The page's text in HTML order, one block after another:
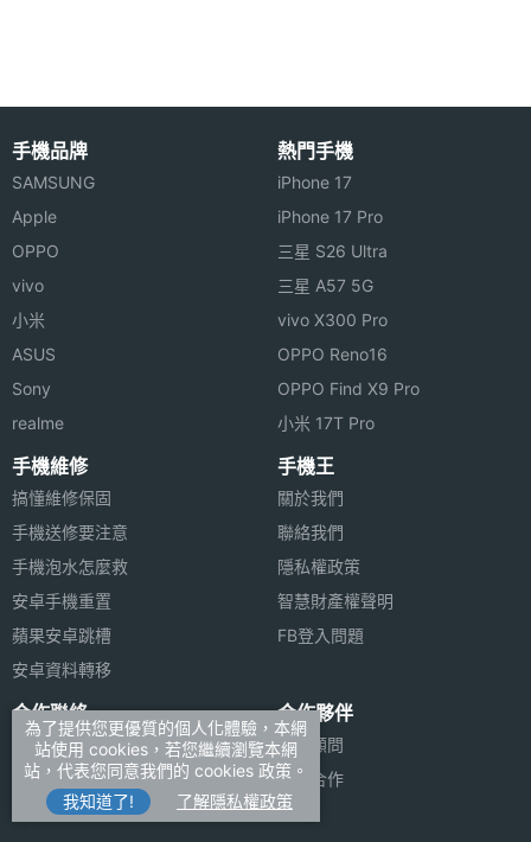
手機品牌
SAMSUNG
Apple
OPPO
vivo
小米
ASUS
Sony
realme
熱門手機
iPhone 17
iPhone 17 Pro
三星 S26 Ultra
三星 A57 5G
vivo X300 Pro
OPPO Reno16
OPPO Find X9 Pro
小米 17T Pro
手機維修
搞懂維修保固
手機送修要注意
手機泡水怎麼救
安卓手機重置
蘋果安卓跳槽
安卓資料轉移
手機王
關於我們
聯絡我們
隱私權政策
智慧財產權聲明
FB登入問題
合作聯絡
廣告刊登
加入商店報價
新聞聯絡
合作夥伴
法律顧問
媒體合作
為了提供您更優質的個人化體驗，本網
站使用 cookies，若您繼續瀏覽本網
站，代表您同意我們的 cookies 政策。
我知道了!
了解隱私權政策